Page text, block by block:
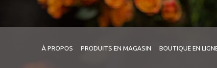
À PROPOS PRODUITS EN MAGASIN BOUTIQUE EN